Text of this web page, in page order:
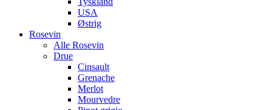
USA
Østrig
Rosevin
Alle Rosevin
Drue
Cinsault
Grenache
Merlot
Mourvedre